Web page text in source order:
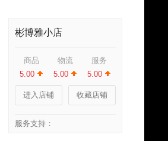
彬博雅小店
商品
5.00
物流
5.00
服务
5.00
进入店铺 收藏店铺
服务支持：